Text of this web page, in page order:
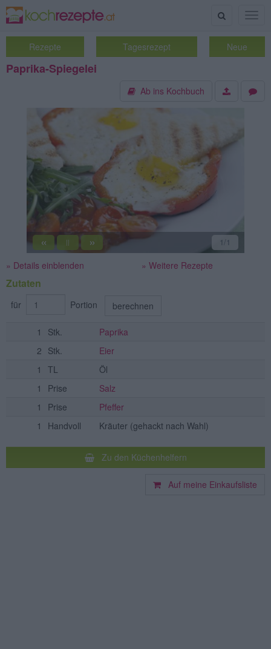
Suche
Rezepte Tagesrezept Neue
Paprika-Spiegelei
Ab ins Kochbuch
« || » 1 /1
» Details einblenden » Weitere Rezepte
Zutaten
für Portion berechnen
1 Stk.
Paprika
2 Stk.
Eier
1
TL
Öl
1
Prise
Salz
1
Prise
Pfeffer
1
Handvoll Kräuter (gehackt nach Wahl)
Zu den Küchenhelfern
Auf meine Einkaufsliste